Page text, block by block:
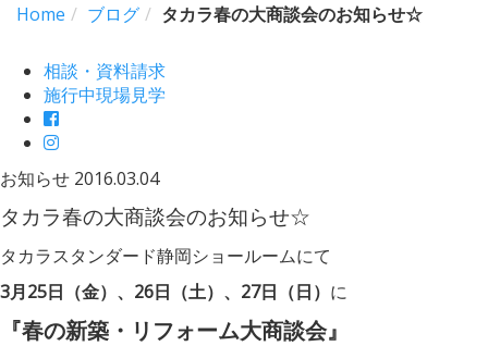
Home
ブログ タカラ春の大商談会のお知らせ☆
相談・資料請求
施行中現場見学
お知らせ 2016.03.04
タカラ春の大商談会のお知らせ☆
タカラスタンダード静岡ショールームにて
3月25日（金）、26日（土）、27日（日） に
『春の新築・リフォーム大商談会』